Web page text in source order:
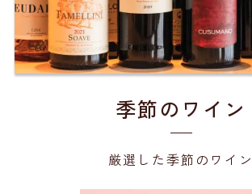
季節のワイン
厳選した季節のワイン